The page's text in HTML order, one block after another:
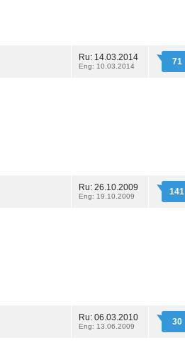
Ru: 14.03.2014
Eng: 10.03.2014 71
Ru: 26.10.2009
Eng: 19.10.2009 141
Ru: 06.03.2010
Eng: 13.06.2009 30